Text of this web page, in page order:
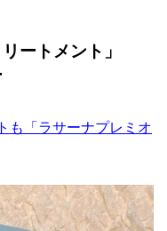
ートメント」
も「ラサーナプレミオ